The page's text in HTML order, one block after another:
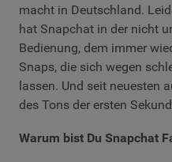
macht in Deutschland.
hat Snapchat in der nicht
Bedienung, dem immer
Snaps, die sich wegen
lassen. Und seit neuesten
des Tons der ersten
Warum bist Du Snapchat